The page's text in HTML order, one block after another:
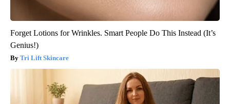
Forget Lotions for Wrinkles. Smart People Do This Instead (It’s
Genius!)
Tri Lift Skincare